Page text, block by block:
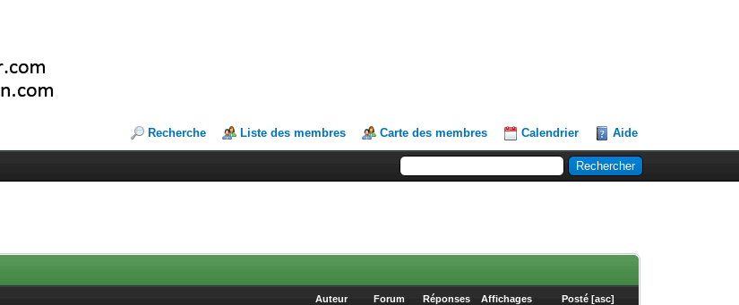
Recherche Liste des membres Carte des membres Calendrier Aide
Auteur Forum Réponses Affichages Posté [asc]